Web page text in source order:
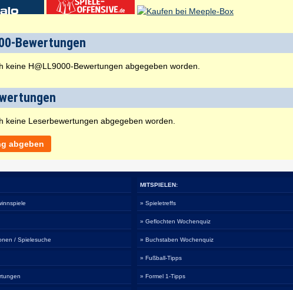
Bewertungen
keine H@LL9000-Bewertungen abgegeben worden.
keine Leserbewertungen abgegeben worden.
abgeben
/ Spielesuche
MITSPIELEN:
» Spieletreffs
» Geflochten Wochenquiz
» Buchstaben Wochenquiz
» Fußball-Tipps
» Formel 1-Tipps